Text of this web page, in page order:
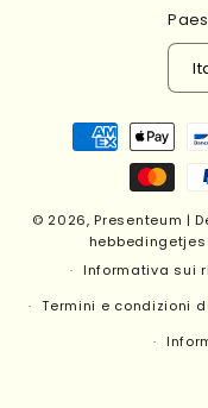
Metodi
pagamento
© 2026, Presenteum |
hebbedingetjes
Informativa sui
Termini e condizioni